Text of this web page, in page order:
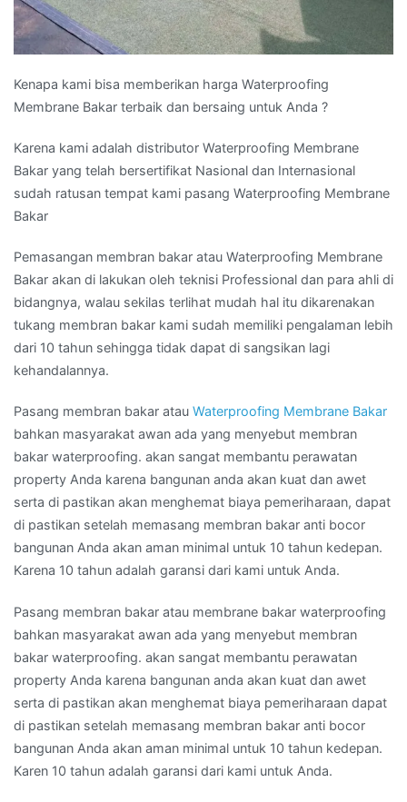
Kenapa kami bisa memberikan harga Waterproofing
Membrane Bakar terbaik dan bersaing untuk Anda ?
Karena kami adalah distributor Waterproofing Membrane
Bakar yang telah bersertifikat Nasional dan Internasional
sudah ratusan tempat kami pasang Waterproofing Membrane
Bakar
Pemasangan membran bakar atau Waterproofing Membrane
Bakar akan di lakukan oleh teknisi Professional dan para ahli di
bidangnya, walau sekilas terlihat mudah hal itu dikarenakan
tukang membran bakar kami sudah memiliki pengalaman lebih
dari 10 tahun sehingga tidak dapat di sangsikan lagi
kehandalannya.
Pasang membran bakar atau Waterproofing Membrane Bakar
bahkan masyarakat awan ada yang menyebut membran
bakar waterproofing. akan sangat membantu perawatan
property Anda karena bangunan anda akan kuat dan awet
serta di pastikan akan menghemat biaya pemeriharaan, dapat
di pastikan setelah memasang membran bakar anti bocor
bangunan Anda akan aman minimal untuk 10 tahun kedepan.
Karena 10 tahun adalah garansi dari kami untuk Anda.
Pasang membran bakar atau membrane bakar waterproofing
bahkan masyarakat awan ada yang menyebut membran
bakar waterproofing. akan sangat membantu perawatan
property Anda karena bangunan anda akan kuat dan awet
serta di pastikan akan menghemat biaya pemeriharaan dapat
di pastikan setelah memasang membran bakar anti bocor
bangunan Anda akan aman minimal untuk 10 tahun kedepan.
Karen 10 tahun adalah garansi dari kami untuk Anda.